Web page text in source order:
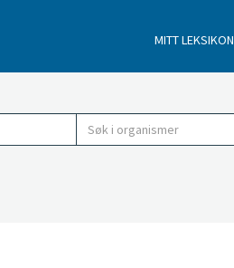
MITT LEKSIKON